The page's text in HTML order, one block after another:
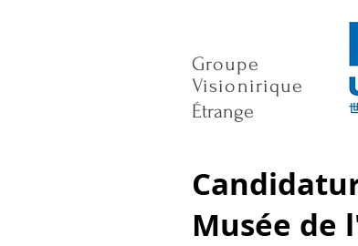
Groupe
Visionirique
Étrange
Musée de